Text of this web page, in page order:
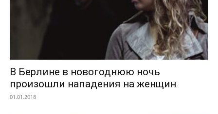
В Берлине в новогоднюю ночь
произошли нападения на женщин
01.01.2018